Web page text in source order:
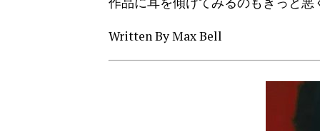
Written By Max Bell